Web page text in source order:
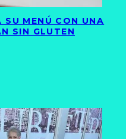
SU MENÚ CON UNA
SIN GLUTEN